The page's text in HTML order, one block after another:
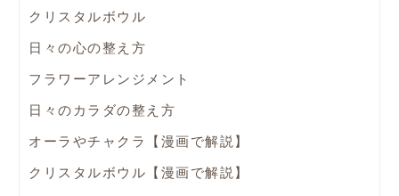
クリスタルボウル
日々の心の整え方
フラワーアレンジメント
日々のカラダの整え方
オーラやチャクラ【漫画で解説】
クリスタルボウル【漫画で解説】